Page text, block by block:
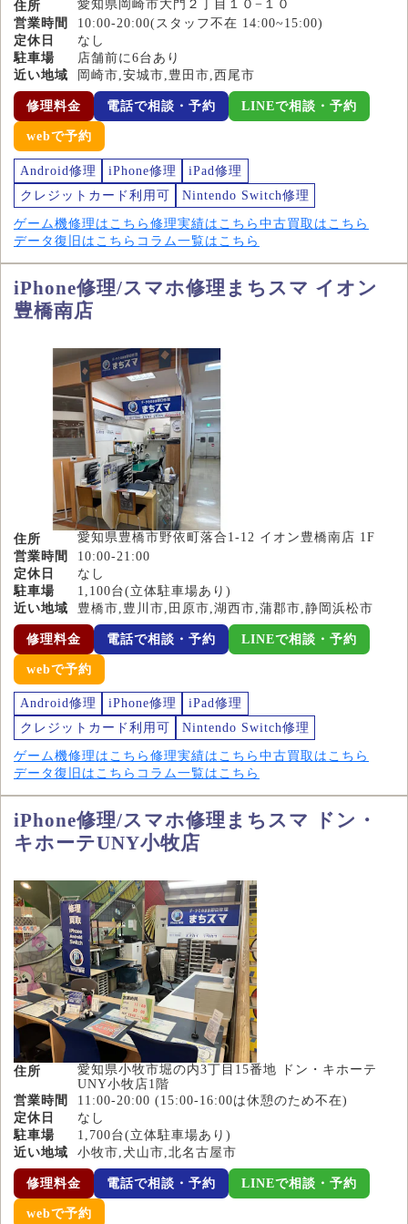
住所
愛知県岡崎市大門２丁目１０−１０
営業時間
10:00-20:00(スタッフ不在 14:00~15:00)
定休日
なし
駐車場
店舗前に6台あり
近い地域
岡崎市,安城市,豊田市,西尾市
修理料金 電話で相談・予約 LINEで相談・予約
webで予約
Android修理 iPhone修理
iPad修理
クレジットカード利用可
Nintendo Switch修理
ゲーム機修理はこちら 修理実績はこちら 中古買取はこちら
データ復旧はこちら コラム一覧はこちら
iPhone修理/スマホ修理まちスマ イオン
豊橋南店
住所
愛知県豊橋市野依町落合1-12 イオン豊橋南店 1F
営業時間
10:00-21:00
定休日
なし
駐車場
1,100台(立体駐車場あり)
近い地域
豊橋市,豊川市,田原市,湖西市,蒲郡市,静岡浜松市
修理料金 電話で相談・予約 LINEで相談・予約
webで予約
Android修理 iPhone修理
iPad修理
クレジットカード利用可
Nintendo Switch修理
ゲーム機修理はこちら 修理実績はこちら 中古買取はこちら
データ復旧はこちら コラム一覧はこちら
iPhone修理/スマホ修理まちスマ ドン・
キホーテUNY小牧店
住所
愛知県小牧市堀の内3丁目15番地 ドン・キホーテ
UNY小牧店1階
営業時間
11:00-20:00 (15:00-16:00は休憩のため不在)
定休日
なし
駐車場
1,700台(立体駐車場あり)
近い地域
小牧市,犬山市,北名古屋市
修理料金 電話で相談・予約 LINEで相談・予約
webで予約